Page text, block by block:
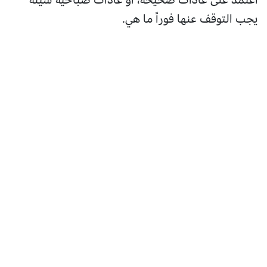
يجب التوقف عنها فوراً ما هي.